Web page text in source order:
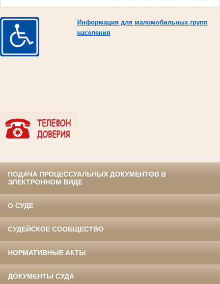
Информация для маломобильных групп
населения
ПОДАЧА ПРОЦЕССУАЛЬНЫХ ДОКУМЕНТОВ В
ЭЛЕКТРОННОМ ВИДЕ
О СУДЕ
СУДЕЙСКОЕ СООБЩЕСТВО
НОРМАТИВНЫЕ АКТЫ
ДОКУМЕНТЫ СУДА